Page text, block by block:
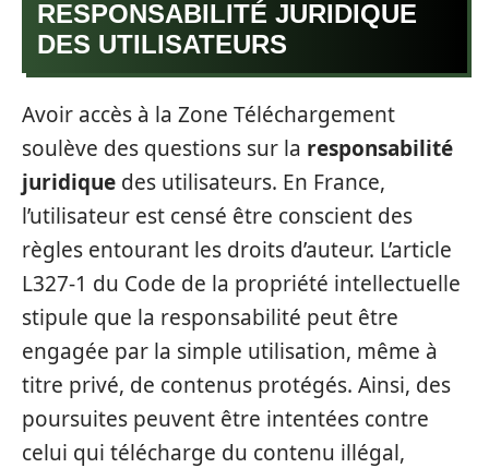
RESPONSABILITÉ JURIDIQUE
DES UTILISATEURS
Avoir accès à la Zone Téléchargement
soulève des questions sur la responsabilité
juridique des utilisateurs. En France,
l’utilisateur est censé être conscient des
règles entourant les droits d’auteur. L’article
L327-1 du Code de la propriété intellectuelle
stipule que la responsabilité peut être
engagée par la simple utilisation, même à
titre privé, de contenus protégés. Ainsi, des
poursuites peuvent être intentées contre
celui qui télécharge du contenu illégal,